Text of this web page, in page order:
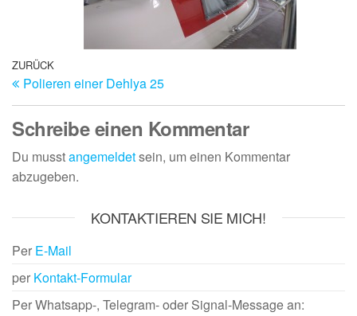
Beitragsnavigation
Vorheriger
Beitrag
ZURÜCK
Polieren einer Dehlya 25
Schreibe einen Kommentar
Du musstangemeldetsein, um einen Kommentar
abzugeben.
KONTAKTIEREN SIE MICH!
Per E-Mail
per Kontakt-Formular
Per Whatsapp-, Telegram- oder Signal-Message an: